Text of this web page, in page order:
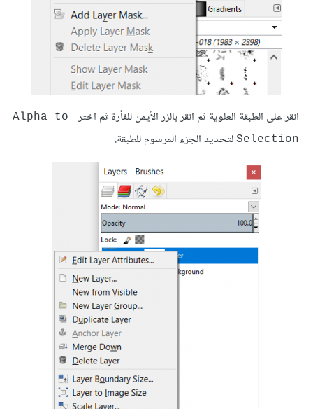
انقر على الطبقة العلوية ثم انقر بالزر الأيمن للفأرة ثم اختر
Alpha to
Selection لتحديد الجزء المرسوم للطبقة.